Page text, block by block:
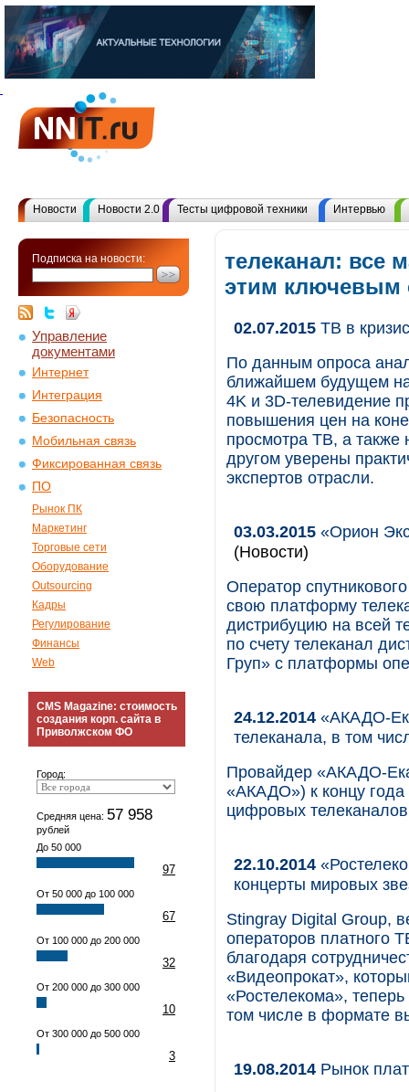
Новости Новости 2.0 Тесты цифровой техники Интервью
Подписка на новости:
Управление
документами
Интернет
Интеграция
Безопасность
Мобильная связь
Фиксированная связь
ПО
Рынок ПК
Маркетинг
Торговые сети
Оборудование
Outsourcing
Кадры
Регулирование
Финансы
Web
CMS Magazine: стоимость
создания корп. сайта в
Приволжском ФО
Город:
Средняя цена: 57 958
рублей
До 50 000
97
От 50 000 до 100 000
67
От 100 000 до 200 000
32
От 200 000 до 300 000
10
От 300 000 до 500 000
3
телеканал: все
этим ключевым
02.07.2015 ТВ в
По данным опроса
ближайшем будущем
4K и 3D-телевидение
повышения цен на
просмотра ТВ, а также
другом уверены
экспертов отрасли.
03.03.2015 «Орион
(Новости)
Оператор
свою платформу
дистрибуцию на всей
по счету телеканал
Груп» с платформы
24.12.2014 «АКАДО-
телеканала, в том
Провайдер «АКАДО-
«АКАДО») к концу года
цифровых
22.10.2014
концерты мировых
Stingray Digital Group,
операторов платного
благодаря
«Видеопрокат»,
«Ростелекома»,
том числе в формате
19.08.2014 Рынок